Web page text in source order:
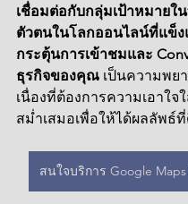
เชื่อมต่อกับกลุ่มเป้าหมายใ
ตัวตนในโลกออนไลน์ที่แข็ง
กระตุ้นการเข้าชมและ
ธุรกิจของคุณ เป็นความพย
เนื่องที่ต้องการความเอาใจ
สม่ำเสมอเพื่อให้ได้ผลลัพธ์
สนใจบริการ Google